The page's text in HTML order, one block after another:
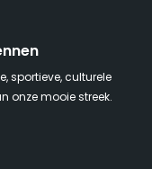
sportieve, culturele
onze mooie streek.